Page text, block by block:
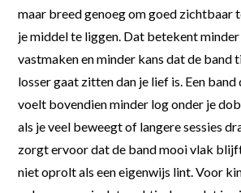
maar breed genoeg om goed zichtbaar
je middel te liggen. Dat betekent
vastmaken en minder kans dat de band
losser gaat zitten dan je lief is. Een band
voelt bovendien minder log onder je
als je veel beweegt of langere sessies
zorgt ervoor dat de band mooi vlak
niet oprolt als een eigenwijs lint. Voor